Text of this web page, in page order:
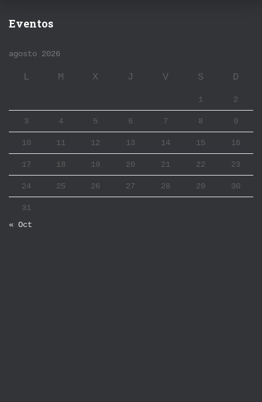
Eventos
agosto 2026
L M X J V S D
1 2
3 4 5 6 7 8 9
10 11 12 13 14 15 16
17 18 19 20 21 22 23
24 25 26 27 28 29 30
31
« Oct